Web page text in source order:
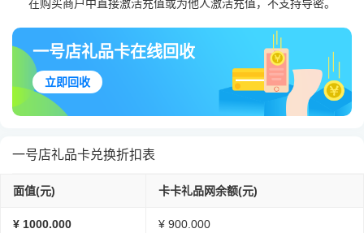
在购买商户中直接激活充值或为他人激活充值，不支持导密。
一号店礼品卡在线回收
立即回收
一号店礼品卡兑换折扣表
面值(元) 卡卡礼品网余额(元)
¥ 1000.000 ¥ 900.000